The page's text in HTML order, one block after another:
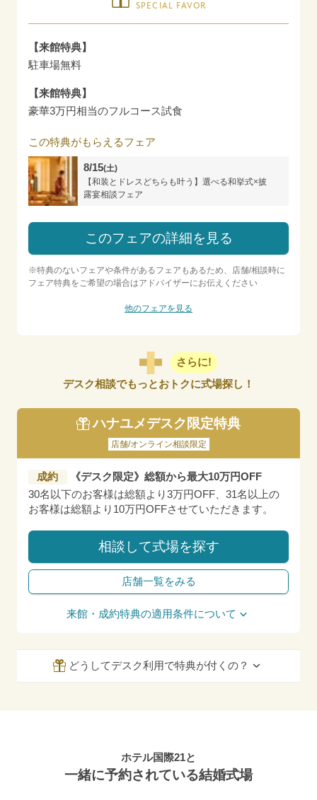
SPECIAL FAVOR
【来館特典】
駐車場無料
【来館特典】
豪華3万円相当のフルコース試食
この特典がもらえるフェア
8/15(土)
【和装とドレスどちらも叶う】選べる和挙式×披
露宴相談フェア
このフェアの詳細を見る
※特典のないフェアや条件があるフェアもあるため、店舗/相談時に
フェア特典をご希望の場合はアドバイザーにお伝えください
他のフェアを見る
さらに!
デスク相談でもっとおトクに式場探し！
ハナユメデスク限定特典
店舗/オンライン相談限定
成約
《デスク限定》総額から最大10万円OFF
30名以下のお客様は総額より3万円OFF、31名以上の
お客様は総額より10万円OFFさせていただきます。
相談して式場を探す
店舗一覧をみる
来館・成約特典の適用条件について
どうしてデスク利用で特典が付くの？
ホテル国際21と
一緒に予約されている結婚式場